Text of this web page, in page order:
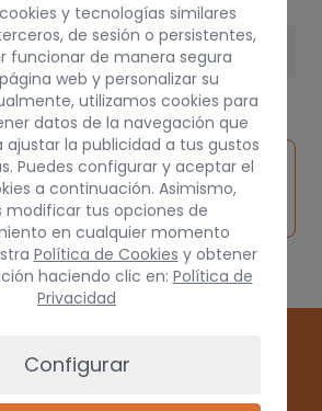
Solicitar
pieza
Consultar
por
y tecnologías similares
de sesión o persistentes,
funcionar de manera segura
web y personalizar su
utilizamos cookies para
datos de la navegación que
ajustar la publicidad a tus gustos
Puedes configurar y aceptar el
a continuación. Asimismo,
modificar tus opciones de
en cualquier momento
Política de Cookies y obtener
haciendo clic en: Política de
Privacidad
Configurar